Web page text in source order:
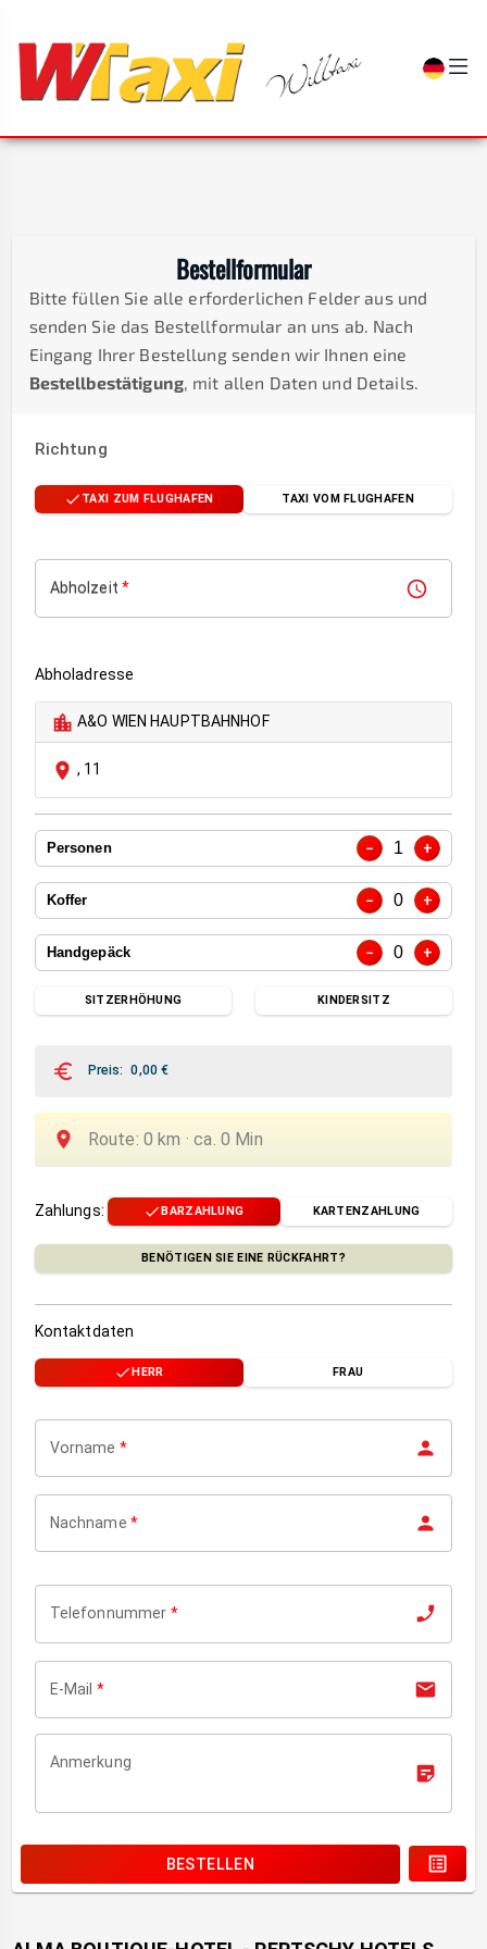
Bestellformular
Bitte füllen Sie alle erforderlichen Felder aus und
senden Sie das Bestellformular an uns ab. Nach
Eingang Ihrer Bestellung senden wir Ihnen eine
Bestellbestätigung, mit allen Daten und Details.
Richtung
TAXI ZUM FLUGHAFEN TAXI VOM FLUGHAFEN
Abholzeit *
Abholadresse
A&O WIEN HAUPTBAHNHOF
, 11
Personen − 1 +
Koffer − 0 +
Handgepäck − 0 +
SITZERHÖHUNG KINDERSITZ
Preis: 0,00€
Route: 0 km ·ca. 0 Min
Zahlungs: BARZAHLUNG KARTENZAHLUNG
BENÖTIGEN SIE EINE RÜCKFAHRT?
Kontaktdaten
HERR FRAU
Vorname *
Nachname *
Telefonnummer *
E-Mail *
Anmerkung
BESTELLEN